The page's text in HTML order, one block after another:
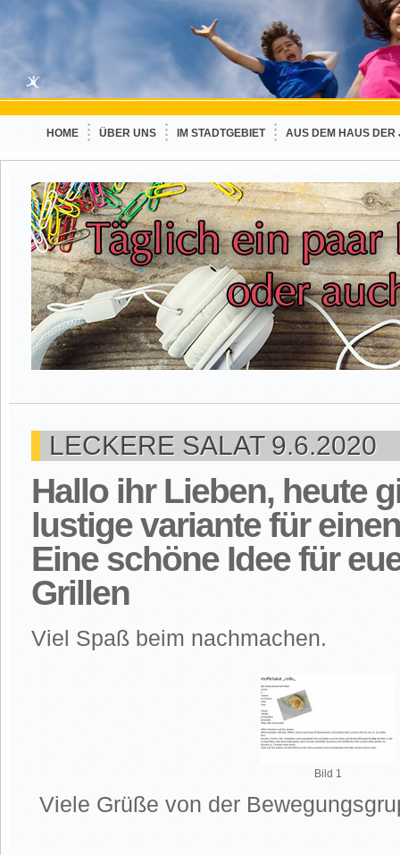
HOME ÜBER UNS IM STADTGEBIET AUS DEM HAUS DER
LECKERE SALAT 9.6.2020
Hallo ihr Lieben, heute
lustige variante für
Eine schöne Idee für
Grillen
Viel Spaß beim nachmachen.
Bild 1
Viele Grüße von der